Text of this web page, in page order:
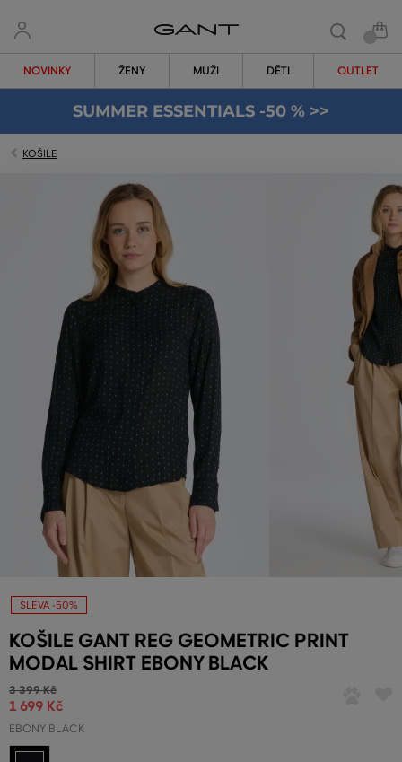
NOVINKY ŽENY MUŽI DĚTI OUTLET
SUMMER ESSENTIALS -50 % >>
KOŠILE
SLEVA -50%
KOŠILE GANT REG GEOMETRIC PRINT
MODAL SHIRT EBONY BLACK
3 399 Kč
1 699 Kč
EBONY BLACK